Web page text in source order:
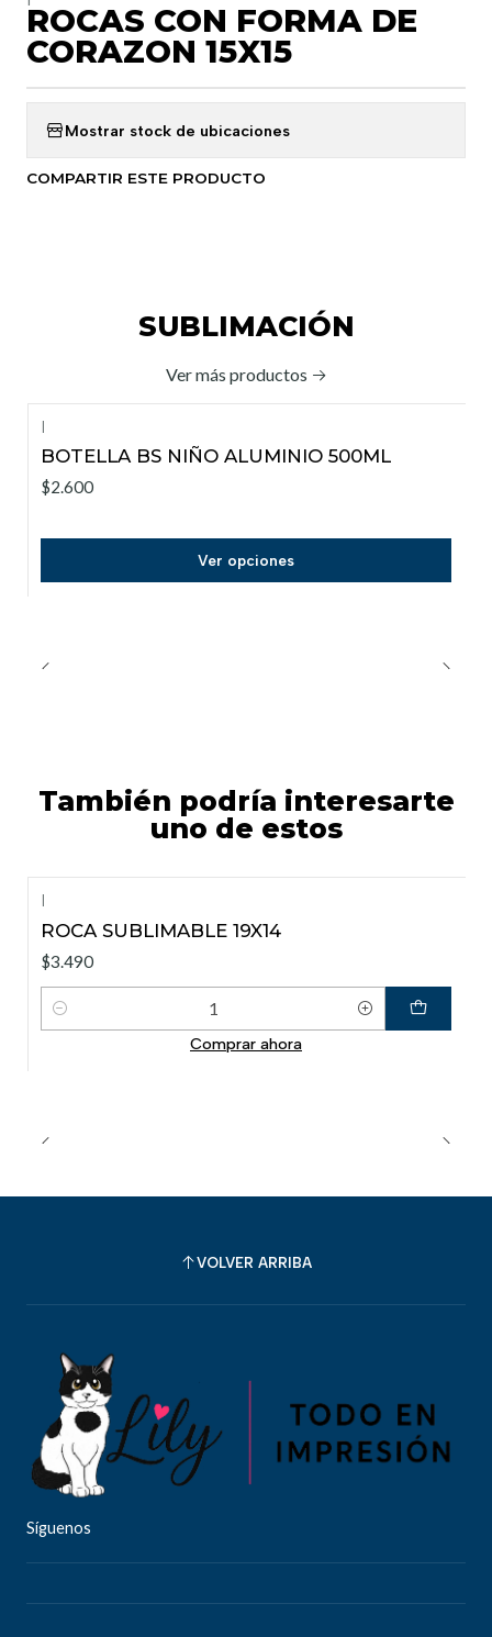
ROCAS CON FORMA DE
CORAZON 15X15
Mostrar stock de ubicaciones
COMPARTIR ESTE PRODUCTO
SUBLIMACIÓN
Ver más productos
|
BOTELLA BS NIÑO ALUMINIO 500ML
$2.600
Ver opciones
También podría interesarte
uno de estos
|
ROCA SUBLIMABLE 19X14
$3.490
Cantidad
Comprar ahora
VOLVER ARRIBA
Síguenos